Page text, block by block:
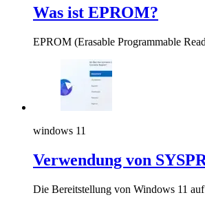
Was ist EPROM?
EPROM (Erasable Programmable
windows 11
Verwendung von
Die Bereitstellung von Windows 11